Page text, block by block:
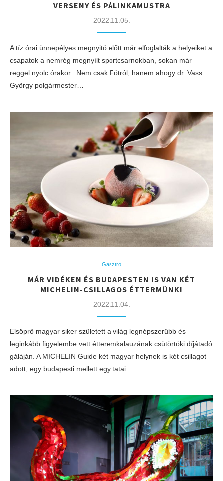
VERSENY ÉS PÁLINKAMUSTRA
2022.11.05.
A tíz órai ünnepélyes megnyitó előtt már elfoglalták a helyeiket a
csapatok a nemrég megnyílt sportcsarnokban, sokan már
reggel nyolc órakor. Nem csak Fótról, hanem ahogy dr. Vass
György polgármester…
Gasztro
MÁR VIDÉKEN ÉS BUDAPESTEN IS VAN KÉT
MICHELIN-CSILLAGOS ÉTTERMÜNK!
2022.11.04.
Elsöprő magyar siker született a világ legnépszerűbb és
leginkább figyelembe vett étteremkalauzának csütörtöki díjátadó
gáláján. A MICHELIN Guide két magyar helynek is két csillagot
adott, egy budapesti mellett egy tatai…